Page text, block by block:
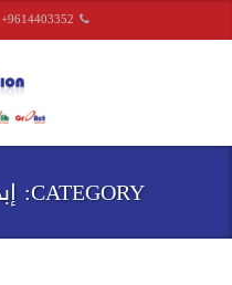
+9614403352
CATEGORY: إبداعات